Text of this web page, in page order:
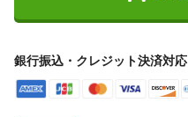
銀行振込・クレジット決済対応